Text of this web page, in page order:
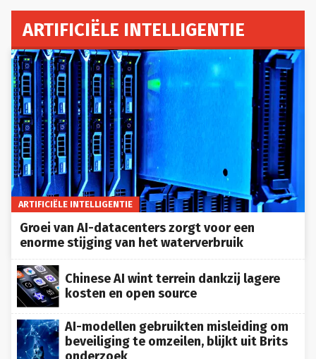
ARTIFICIËLE INTELLIGENTIE
ARTIFICIËLE INTELLIGENTIE
Groei van AI-datacenters zorgt voor een
enorme stijging van het waterverbruik
Chinese AI wint terrein dankzij lagere
kosten en open source
AI-modellen gebruikten misleiding om
beveiliging te omzeilen, blijkt uit Brits
onderzoek